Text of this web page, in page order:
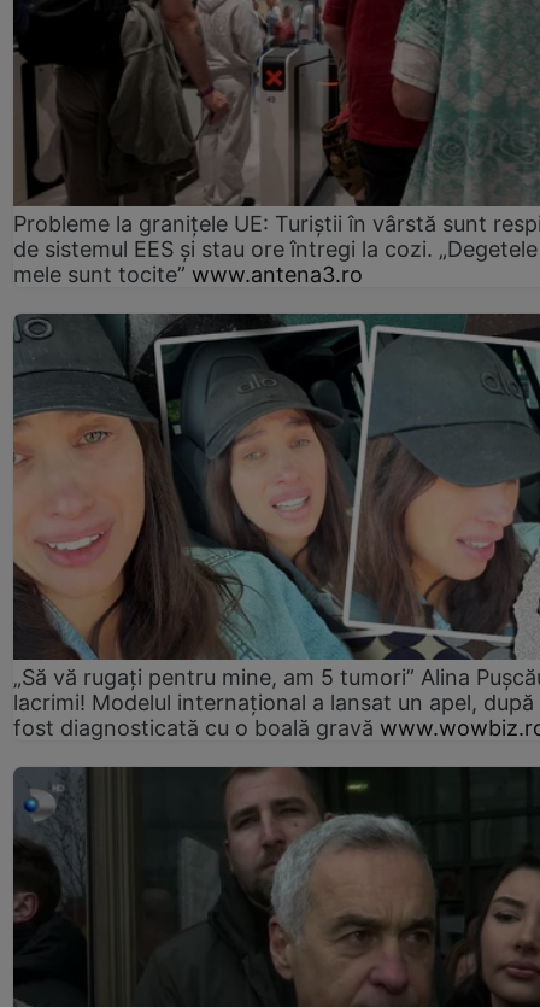
Probleme la granițele UE: Turiștii în vârstă sunt
de sistemul EES și stau ore întregi la cozi. „Degetele
mele sunt tocite” www.antena3.ro
„Să vă rugați pentru mine, am 5 tumori” Alina
lacrimi! Modelul internațional a lansat un apel, după
fost diagnosticată cu o boală gravă